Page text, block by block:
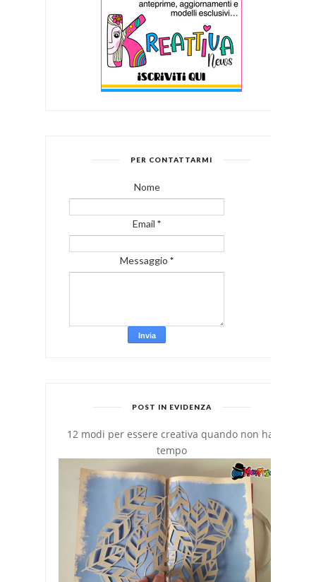
PER CONTATTARMI
Nome
Email *
Messaggio *
POST IN EVIDENZA
12 modi per essere creativa quando non hai
tempo